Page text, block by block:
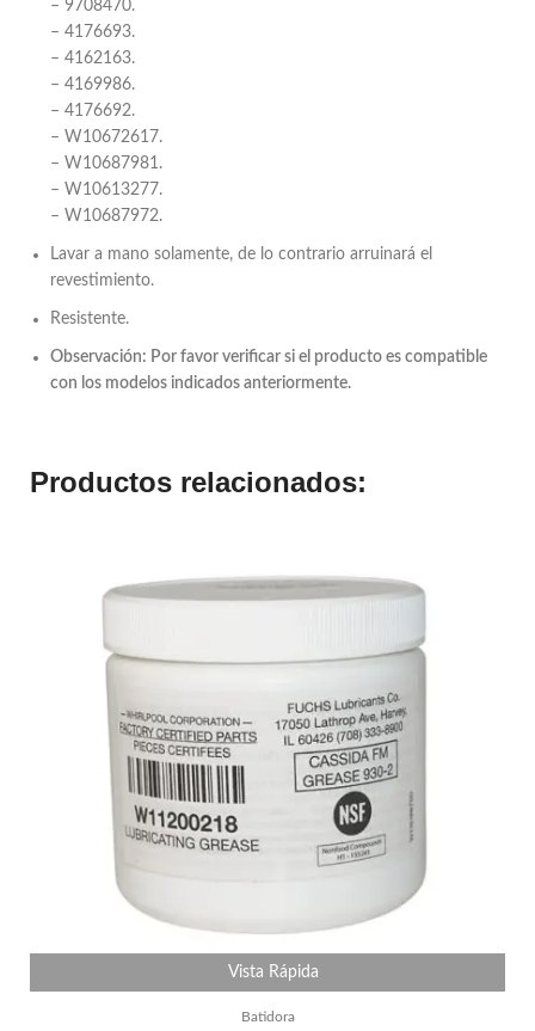
– 9708470.
– 4176693.
– 4162163.
– 4169986.
– 4176692.
– W10672617.
– W10687981.
– W10613277.
– W10687972.
Lavar a mano solamente, de lo contrario arruinará el
revestimiento.
Resistente.
Observación: Por favor verificar si el producto es compatible
con los modelos indicados anteriormente.
Productos relacionados:
Vista Rápida
Batidora